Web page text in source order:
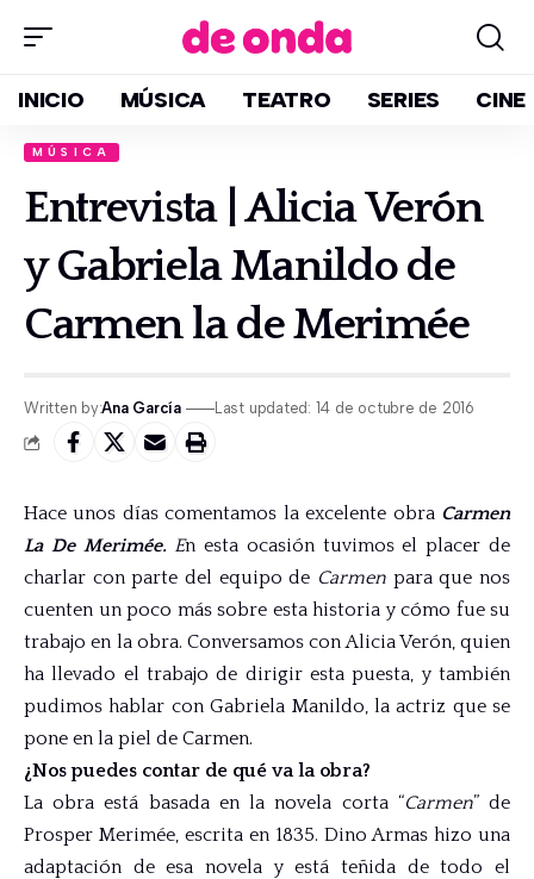
INICIO MÚSICA TEATRO SERIES CINE
MÚSICA
Entrevista | Alicia Verón
y Gabriela Manildo de
Carmen la de Merimée
Written by:Ana García Last updated: 14 de octubre de 2016
Hace unos días comentamos la excelente obra Carmen
La De Merimée.En esta ocasión tuvimos el placer de
charlar con parte del equipo de Carmen para que nos
cuenten un poco más sobre esta historia y cómo fue su
trabajo en la obra. Conversamos con Alicia Verón, quien
ha llevado el trabajo de dirigir esta puesta, y también
pudimos hablar con Gabriela Manildo, la actriz que se
pone en la piel de Carmen.
¿Nos puedes contar de qué va la obra?
La obra está basada en la novela corta “Carmen” de
Prosper Merimée, escrita en 1835. Dino Armas hizo una
adaptación de esa novela y está teñida de todo el